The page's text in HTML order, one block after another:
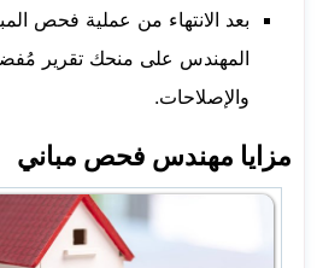
بعد الانتهاء من عملية فحص
المهندس على منحك تقرير
والإصلاحات.
مزايا مهندس فحص مباني